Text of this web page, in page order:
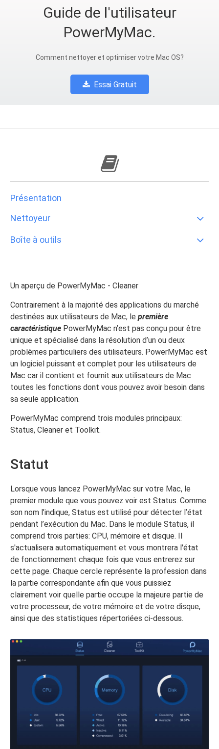
Guide de l'utilisateur
PowerMyMac.
Comment nettoyer et optimiser votre Mac OS?
Essai Gratuit
Présentation
Nettoyeur
Boîte à outils
Un aperçu de PowerMyMac - Cleaner
Contrairement à la majorité des applications du marché
destinées aux utilisateurs de Mac, lepremière
caractéristique PowerMyMac n’est pas conçu pour être
unique et spécialisé dans la résolution d’un ou deux
problèmes particuliers des utilisateurs. PowerMyMac est
un logiciel puissant et complet pour les utilisateurs de
Mac car il contient et fournit aux utilisateurs de Mac
toutes les fonctions dont vous pouvez avoir besoin dans
sa seule application.
PowerMyMac comprend trois modules principaux:
Status, Cleaner et Toolkit.
Statut
Lorsque vous lancez PowerMyMac sur votre Mac, le
premier module que vous pouvez voir est Status. Comme
son nom l’indique, Status est utilisé pour détecter l’état
pendant l’exécution du Mac. Dans le module Status, il
comprend trois parties: CPU, mémoire et disque. Il
s'actualisera automatiquement et vous montrera l'état
de fonctionnement chaque fois que vous entrerez sur
cette page. Chaque cercle représente la profession dans
la partie correspondante afin que vous puissiez
clairement voir quelle partie occupe la majeure partie de
votre processeur, de votre mémoire et de votre disque,
ainsi que des statistiques répertoriées ci-dessous.